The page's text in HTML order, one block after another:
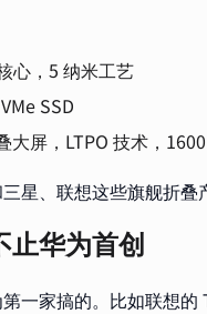
心，5 纳米工艺
SSD
大屏，LTPO 技术，
星、联想这些旗舰折叠
止华为首创
一家搞的。比如联想